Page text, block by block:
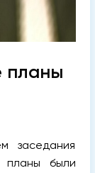
планы
заседания
планы были